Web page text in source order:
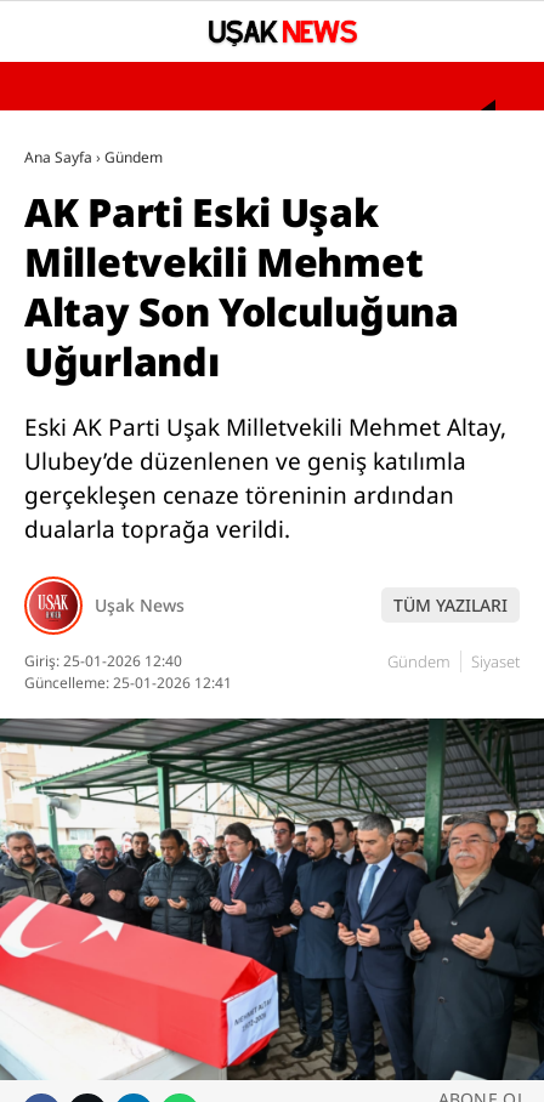
Facebook
Instagram
°
GÜNDEM
ASAYİŞ
SAĞLIK
EĞİTİM
SPOR
SİYASET
UŞAK’TA BUGÜN VEFAT EDENLER
BÖLGESEL HABERLER
DİĞER
Ana Sayfa › Gündem
AK Parti Eski Uşak
Milletvekili Mehmet
Altay Son Yolculuğuna
Uğurlandı
Eski AK Parti Uşak Milletvekili Mehmet Altay,
Ulubey’de düzenlenen ve geniş katılımla
gerçekleşen cenaze töreninin ardından
dualarla toprağa verildi.
Uşak News TÜM YAZILARI
Giriş: 25-01-2026 12:40
Güncelleme: 25-01-2026 12:41
Gündem Siyaset